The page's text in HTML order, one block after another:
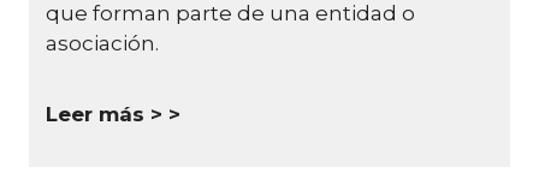
que forman parte de una entidad o
asociación.
Leer más >